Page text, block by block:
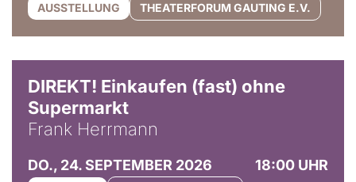
AUSSTELLUNG THEATERFORUM GAUTING E.V.
DIREKT! Einkaufen (fast) ohne
Supermarkt
Frank Herrmann
DO., 24. SEPTEMBER 2026 18:00 UHR